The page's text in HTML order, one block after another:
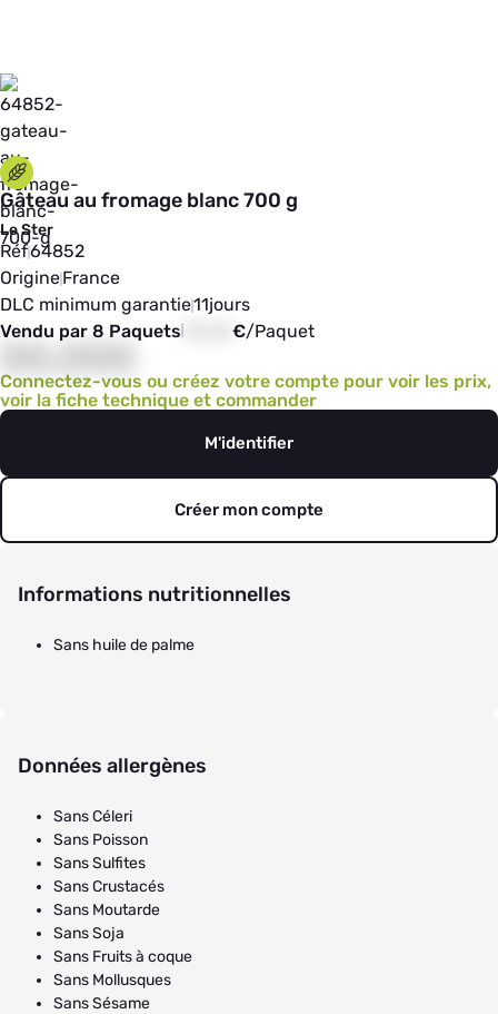
Gâteau au fromage blanc 700 g
Le Ster
Réf64852
OrigineFrance
DLC minimum garantie11jours
Vendu par 8 Paquets
€/Paquet
Connectez-vous ou créez votre compte pour voir les prix,
voir la fiche technique et commander
M'identifier
Créer mon compte
Informations nutritionnelles
Sans huile de palme
Données allergènes
Sans Céleri
Sans Poisson
Sans Sulfites
Sans Crustacés
Sans Moutarde
Sans Soja
Sans Fruits à coque
Sans Mollusques
Sans Sésame